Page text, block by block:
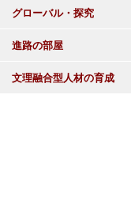
グローバル・探究
進路の部屋
文理融合型人材の育成